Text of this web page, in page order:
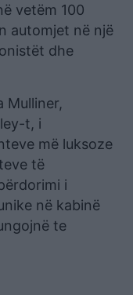
vetëm 100
automjet në një
dhe
Mulliner,
t, i
më luksoze
të
i
në kabinë
te